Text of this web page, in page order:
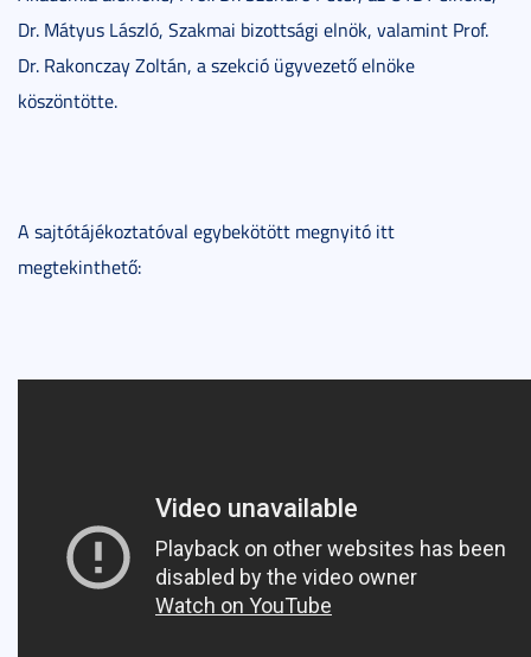
Dr. Mátyus László, Szakmai bizottsági elnök, valamint Prof.
Dr. Rakonczay Zoltán, a szekció ügyvezető elnöke
köszöntötte.
A sajtótájékoztatóval egybekötött megnyitó itt
megtekinthető: